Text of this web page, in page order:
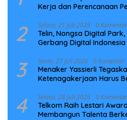
Kerja dan Perencanaan
2 Selasa, 21 Juli 2026 0 Komentar
Telin, Nongsa Digital
Gerbang Digital
3 Senin, 27 Juli 2026 0 Komentar
Menaker Yassierli
Ketenagakerjaan Harus
4 Selasa, 28 Juli 2026 0 Komentar
Telkom Raih Lestari
Membangun Talenta